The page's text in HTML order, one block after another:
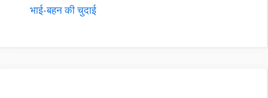
भाई-बहन की चुदाई